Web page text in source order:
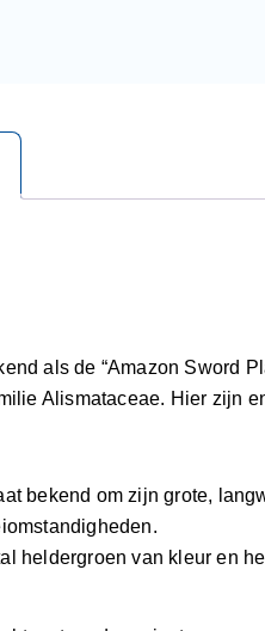
als de “Amazon Sword
Alismataceae. Hier zijn
bekend om zijn grote,
heldergroen van kleur en